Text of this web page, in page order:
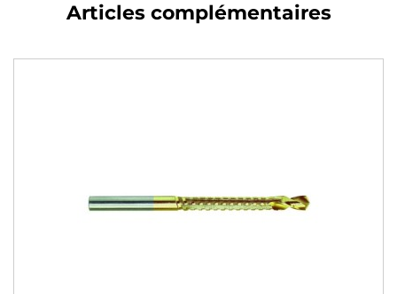
Articles complémentaires